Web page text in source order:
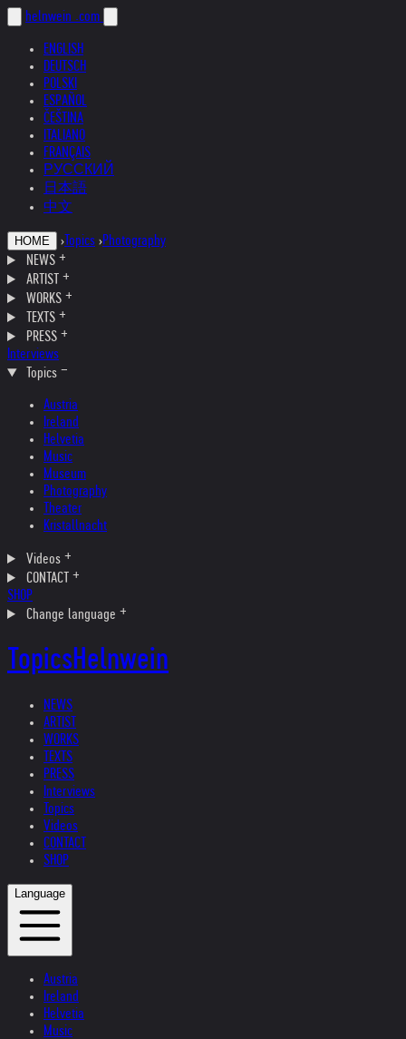
helnwein .com
ENGLISH
DEUTSCH
POLSKI
ESPAÑOL
ČEŠTINA
ITALIANO
FRANÇAIS
РУССКИЙ
日本語
中文
HOME › Topics ›Photography
NEWS
ARTIST
WORKS
TEXTS
PRESS
Interviews
Topics
Austria
Ireland
Helvetia
Music
Museum
Photography
Theater
Kristallnacht
Videos
CONTACT
SHOP
Change language
TopicsHelnwein
NEWS
ARTIST
WORKS
TEXTS
PRESS
Interviews
Topics
Videos
CONTACT
SHOP
Language
Austria
Ireland
Helvetia
Music